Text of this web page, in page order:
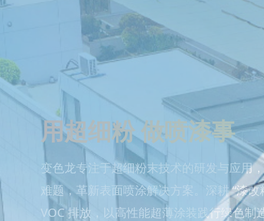
专注超细粉末打造品
变色龙旨在成为全球超细粉末涂料的行业标杆。
新与工艺突破，提供高性能的超细粉涂料及可靠
高端产业应用发展，并在全球超细粉末市场持续